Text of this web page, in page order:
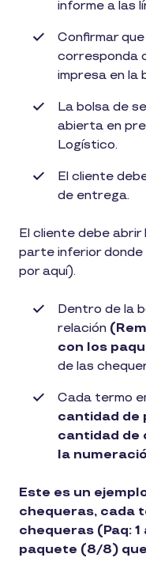
informe a las
Confirmar
corresponda
impresa en la
La bolsa de
abierta en
Logístico.
El cliente
de entrega.
El cliente debe abrir
parte inferior
por aquí).
Dentro de la
relación
con los
de las
Cada termo
cantidad de
cantidad de
la
Este es un
chequeras, cada
chequeras (Paq:
paquete (8/8)